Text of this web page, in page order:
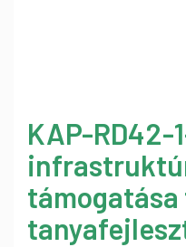
KAP-RD42-
támogatása